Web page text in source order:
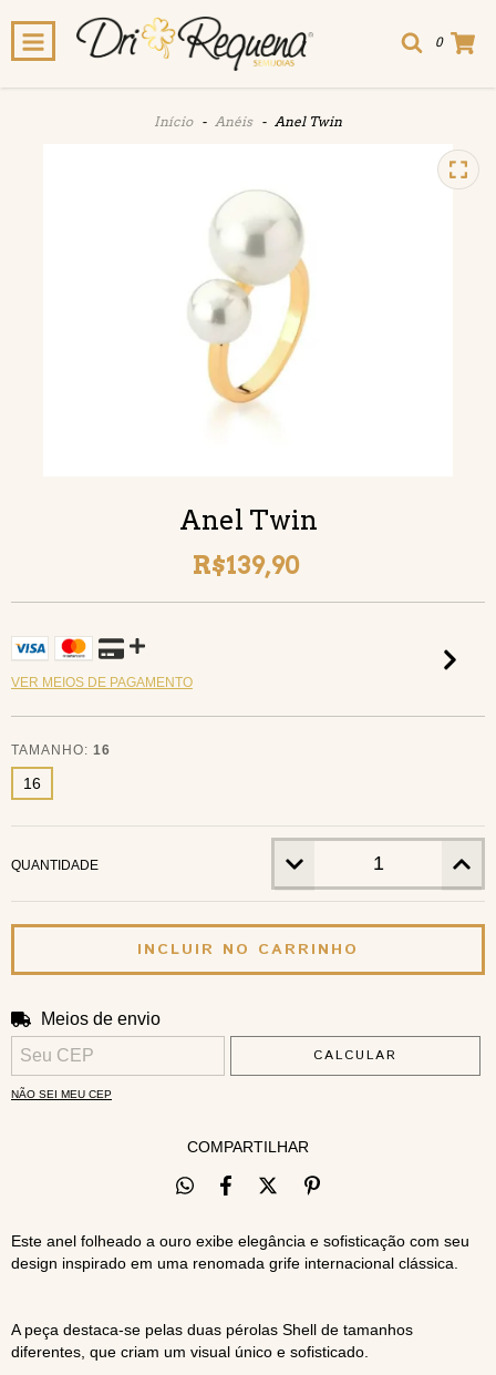
0
Início - Anéis - Anel Twin
Anel Twin
R$139,90
VER MEIOS DE PAGAMENTO
TAMANHO: 16
16
QUANTIDADE
Entregas para o CEP:
Meios de envio
CALCULAR
NÃO SEI MEU CEP
COMPARTILHAR
Este anel folheado a ouro exibe elegância e sofisticação com seu
design inspirado em uma renomada grife internacional clássica.
A peça destaca-se pelas duas pérolas Shell de tamanhos
diferentes, que criam um visual único e sofisticado.